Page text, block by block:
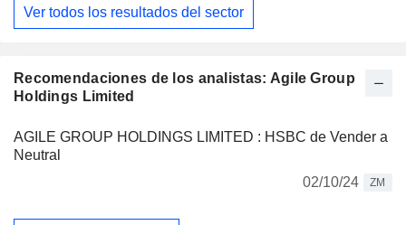
Recomendaciones de los analistas: Agile Group
Holdings Limited
AGILE GROUP HOLDINGS LIMITED : HSBC de Vender a
Neutral
02/10/24
ZM
Ver todos los resultados del sector